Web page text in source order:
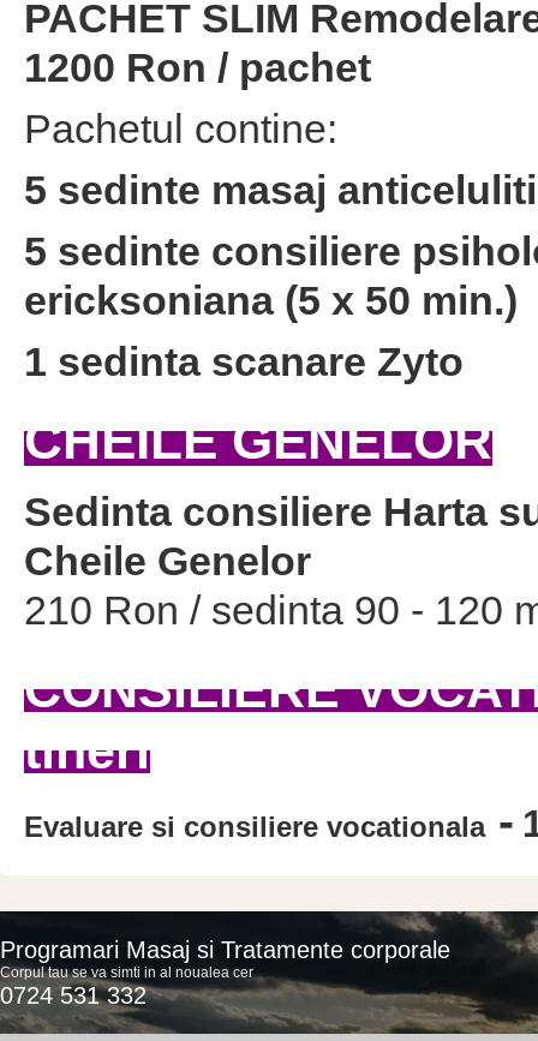
PACHET SLIM
1200 Ron / pachet
Pachetul contine:
5 sedinte masaj
5 sedinte consiliere
ericksoniana (5 x 50 min.)
1 sedinta scanare Zyto
CHEILE GENELOR
Sedinta consiliere Harta
Cheile Genelor
210 Ron / sedinta 90 - 120
CONSILIERE
tineri
Evaluare si consiliere vocationala-
Programari Masaj si Tratamente corporale
Corpul tau se va simti in al noualea cer
0724 531 332